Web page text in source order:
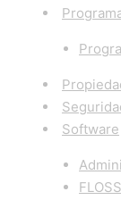
Software
FLOSS